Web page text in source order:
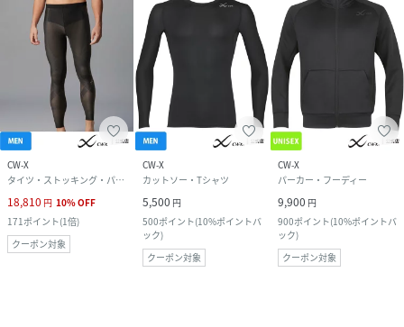
CW-X
タイツ・ストッキング・パンスト
18,810 円 10%OFF
171ポイント(1倍)
クーポン対象
CW-X
カットソー・Tシャツ
5,500 円
500ポイント(10%ポイントバ
ック)
クーポン対象
CW-X
パーカー・フーディー
9,900 円
900ポイント(10%ポイントバ
ック)
クーポン対象